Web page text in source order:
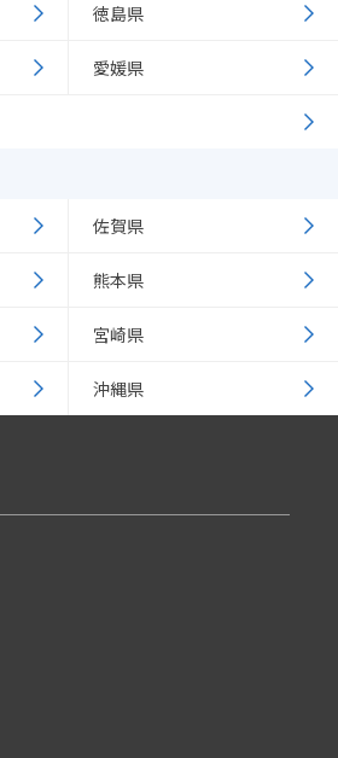
徳島県
愛媛県
佐賀県
熊本県
宮崎県
沖縄県